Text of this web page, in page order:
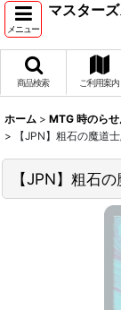
メニュー
マスター
商品検索 ご利用案内
ホーム > MTG 時のら
>
【JPN】粗石の魔道
【JPN】粗石